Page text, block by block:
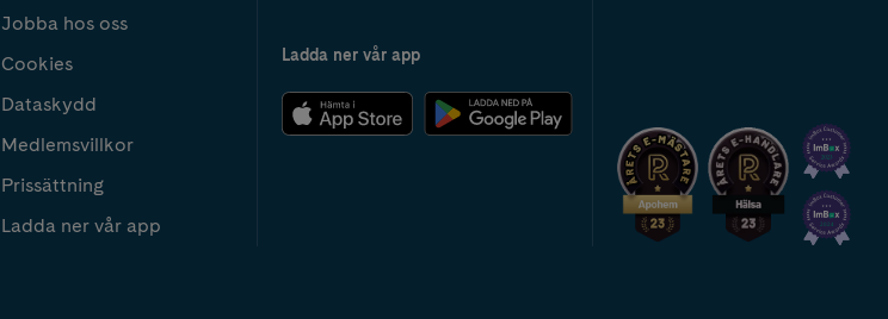
Jobba hos oss
Cookies
Dataskydd
Medlemsvillkor
Prissättning
Ladda ner vår app
Ladda ner vår app
2024